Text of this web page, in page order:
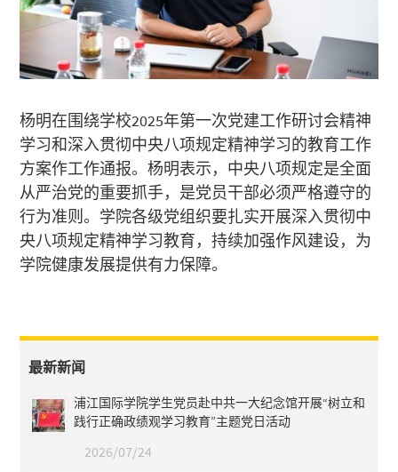
杨明在围绕学校2025年第一次党建工作研讨会精神
学习和深入贯彻中央八项规定精神学习的教育工作
方案作工作通报。杨明表示，中央八项规定是全面
从严治党的重要抓手，是党员干部必须严格遵守的
行为准则。学院各级党组织要扎实开展深入贯彻中
央八项规定精神学习教育，持续加强作风建设，为
学院健康发展提供有力保障。
最新新闻
浦江国际学院学生党员赴中共一大纪念馆开展“树立和
践行正确政绩观学习教育”主题党日活动
2026/07/24